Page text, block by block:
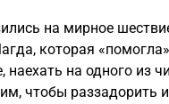
на мирное
которая
наехать на одного из
чтобы раззадорить